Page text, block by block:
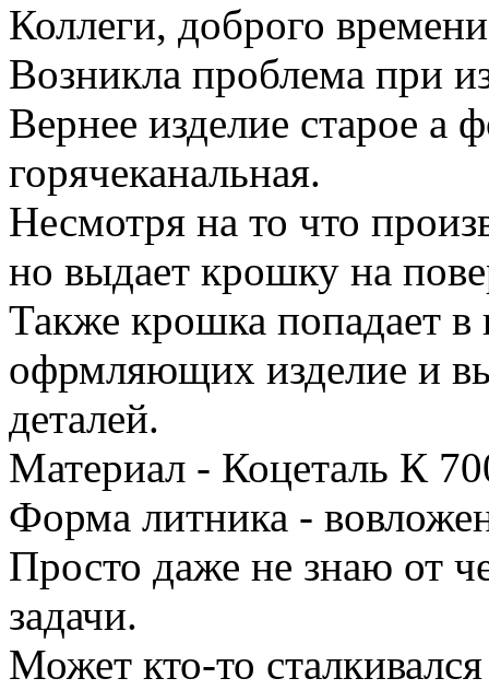
Коллеги, доброго
Возникла проблема при
Вернее изделие старое а
горячеканальная.
Несмотря на то что
но выдает крошку на
Также крошка попадает
офрмляющих изделие и
деталей.
Материал - Коцеталь К
Форма литника -
Просто даже не знаю от
задачи.
Может кто-то